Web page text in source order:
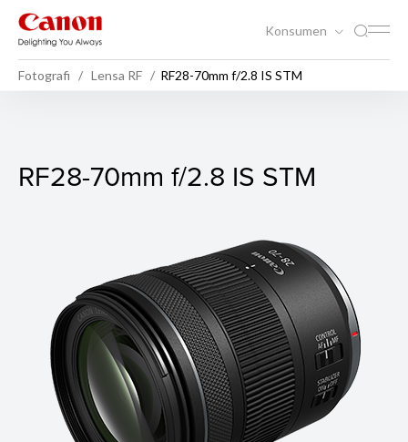
Konsumen
Fotografi Lensa RF RF28-70mm f/2.8 IS STM
RF28-70mm f/2.8 IS STM
RF28-70mm f/2.8 IS STM